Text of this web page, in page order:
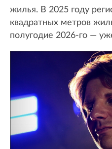
жилья. В 2025 году
квадратных метров
полугодие 2026-го —